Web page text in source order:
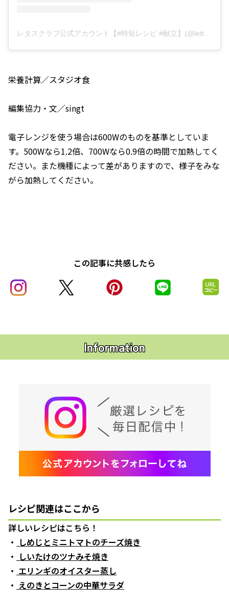
栄養計算／スタジオ食
編集協力・文／singt
電子レンジを使う場合は600Wのものを基準としていま
す。500Wなら1.2倍、700Wなら0.9倍の時間で加熱してく
ださい。また機種によって差がありますので、様子をみな
がら加熱してください。
この記事に共感したら
Information
レシピ関連はここから
詳しいレシピはこちら！
・ しめじとミニトマトのチーズ焼き
・ しいたけのツナみそ焼き
・ エリンギのオイスター蒸し
・ えのきとコーンの中華サラダ